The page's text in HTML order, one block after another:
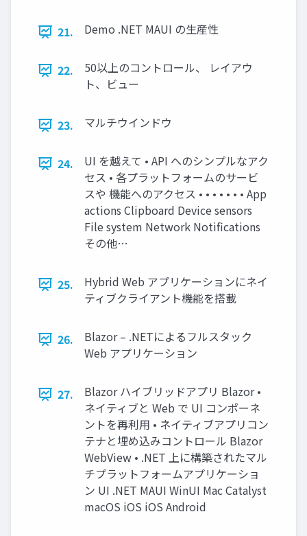
21. Demo .NET MAUI の⽣産性
22.
50以上のコントロール、 レイアウ
ト、ビュー
23. マルチウインドウ
24.
UI を越えて • API へのシンプルなアク
セス • 各プラットフォームのサービ
スや 機能へのアクセス • • • • • • • App
actions Clipboard Device sensors
File system Network Notifications
その他…
25.
Hybrid Web アプリケーションにネイ
ティブクライアント機能を搭載
26.
Blazor – .NETによるフルスタック
Web アプリケーション
27.
Blazor ハイブリッドアプリ Blazor •
ネイティブと Web で UI コンポーネ
ントを再利⽤ • ネイティブアプリコン
テナと埋め込みコントロール Blazor
WebView • .NET 上に構築されたマル
チプラットフォームアプリケーショ
ン UI .NET MAUI WinUI Mac Catalyst
macOS iOS iOS Android